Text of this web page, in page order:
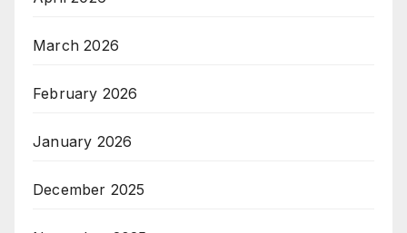
March 2026
February 2026
January 2026
December 2025